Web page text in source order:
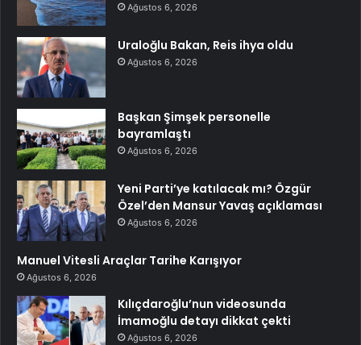
Ağustos 6, 2026
Uraloğlu Bakan, Reis ihya oldu
Ağustos 6, 2026
Başkan Şimşek personelle
bayramlaştı
Ağustos 6, 2026
Yeni Parti’ye katılacak mı? Özgür
Özel’den Mansur Yavaş açıklaması
Ağustos 6, 2026
Manuel Vitesli Araçlar Tarihe Karışıyor
Ağustos 6, 2026
Kılıçdaroğlu’nun videosunda
İmamoğlu detayı dikkat çekti
Ağustos 6, 2026